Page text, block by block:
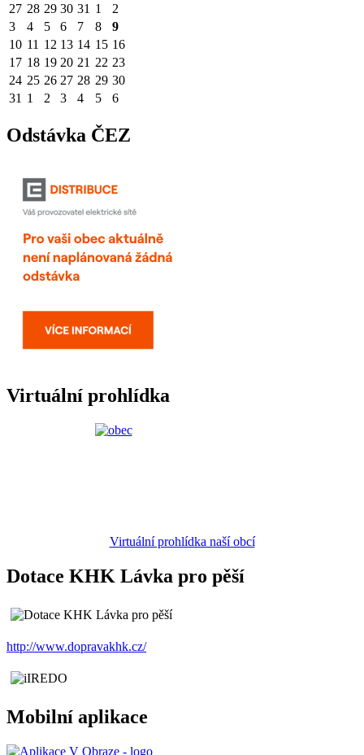
27 28 29 30 31 1
2
3
4 5 6 7 8
9
10 11 12 13 14 15 16
17 18 19 20 21 22 23
24 25 26 27 28 29 30
31 1 2 3 4 5 6
Odstávka ČEZ
Virtuální prohlídka
Virtuální prohlídka naší obcí
Dotace KHK Lávka pro pěší
http://www.dopravakhk.cz/
Mobilní aplikace